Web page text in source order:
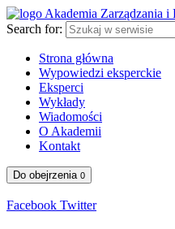
Search for:
Strona główna
Wypowiedzi eksperckie
Eksperci
Wykłady
Wiadomości
O Akademii
Kontakt
Do obejrzenia 0
Facebook Twitter